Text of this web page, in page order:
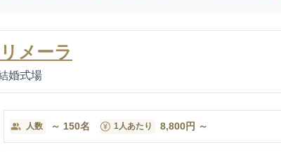
メーラ
婚式場
人数 ～ 150名 1人あたり 8,800円 ～